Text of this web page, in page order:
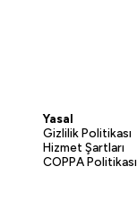
Yasal
Gizlilik Politikası
Hizmet Şartları
COPPA Politikası